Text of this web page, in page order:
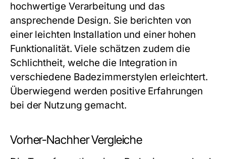
hochwertige Verarbeitung und das
ansprechende Design. Sie berichten von
einer leichten Installation und einer hohen
Funktionalität. Viele schätzen zudem die
Schlichtheit, welche die Integration in
verschiedene Badezimmerstylen erleichtert.
Überwiegend werden positive Erfahrungen
bei der Nutzung gemacht.
Vorher-Nachher Vergleiche